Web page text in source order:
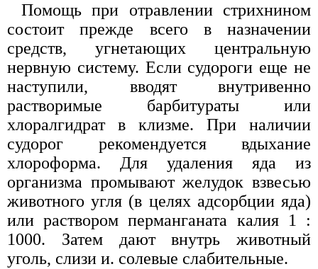
Помощь при отравлении стрихнином
состоит прежде всего в назначении
средств, угнетающих центральную
нервную систему. Если судороги еще не
наступили, вводят внутривенно
растворимые барбитураты или
хлоралгидрат в клизме. При наличии
судорог рекомендуется вдыхание
хлороформа. Для удаления яда из
организма промывают желудок взвесью
животного угля (в целях адсорбции яда)
или раствором перманганата калия 1 :
1000. Затем дают внутрь животный
уголь, слизи и. солевые слабительные.